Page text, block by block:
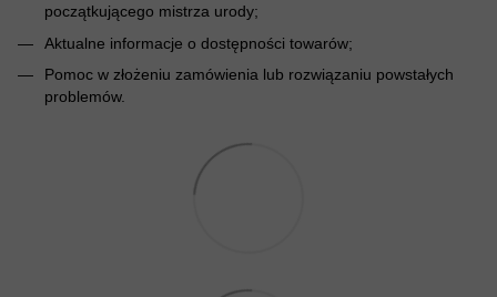
początkującego mistrza urody;
Aktualne informacje o dostępności towarów;
Pomoc w złożeniu zamówienia lub rozwiązaniu powstałych
problemów.